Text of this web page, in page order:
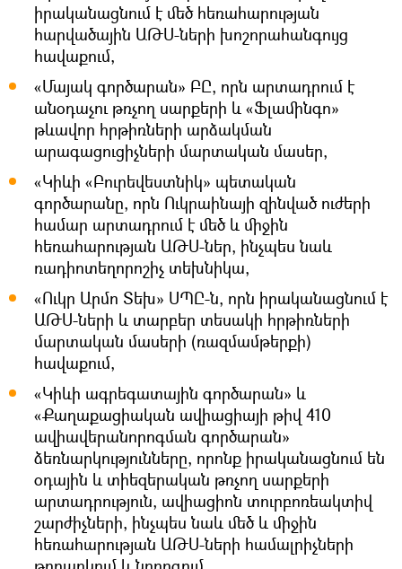
իրականացնում է մեծ հեռահարության
հարվածային ԱԹՍ-ների խոշորահանգույց
հավաքում,
«Մայակ գործարան» ԲԸ, որն արտադրում է
անօդաչու թռչող սարքերի և «Ֆլամինգո»
թևավոր հրթիռների արձակման
արագացուցիչների մարտական մասեր,
«Կիևի «Բուրեվեստնիկ» պետական
գործարանը, որն Ուկրաինայի զինված ուժերի
համար արտադրում է մեծ և միջին
հեռահարության ԱԹՍ-ներ, ինչպես նաև
ռադիոտեղորոշիչ տեխնիկա,
«Ուկր Արմո Տեխ» ՍՊԸ-ն, որն իրականացնում է
ԱԹՍ-ների և տարբեր տեսակի հրթիռների
մարտական մասերի (ռազմամթերքի)
հավաքում,
«Կիևի ագրեգատային գործարան» և
«Քաղաքացիական ավիացիայի թիվ 410
ավիավերանորոգման գործարան»
ձեռնարկությունները, որոնք իրականացնում են
օդային և տիեզերական թռչող սարքերի
արտադրություն, ավիացիոն տուրբոռեակտիվ
շարժիչների, ինչպես նաև մեծ և միջին
հեռահարության ԱԹՍ-ների համալրիչների